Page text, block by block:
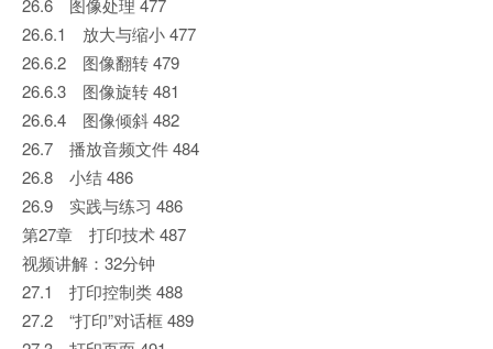
26.6 图像处理 477
26.6.1 放大与缩小 477
26.6.2 图像翻转 479
26.6.3 图像旋转 481
26.6.4 图像倾斜 482
26.7 播放音频文件 484
26.8 小结 486
26.9 实践与练习 486
第27章 打印技术 487
视频讲解：32分钟
27.1 打印控制类 488
27.2 “打印”对话框 489